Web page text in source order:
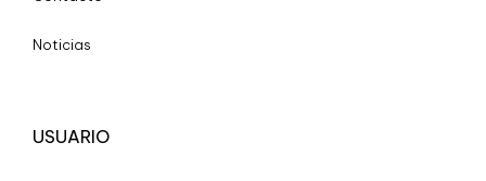
Noticias
USUARIO